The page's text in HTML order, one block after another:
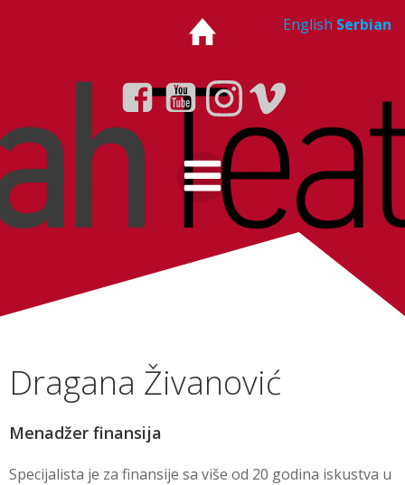
to
Dragana Živanović
Menadžer finansija
Specijalista je za finansije sa više od 20 godina iskustva u
English Serbian